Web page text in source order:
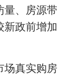
量、房源带
新政前增加
场真实购房